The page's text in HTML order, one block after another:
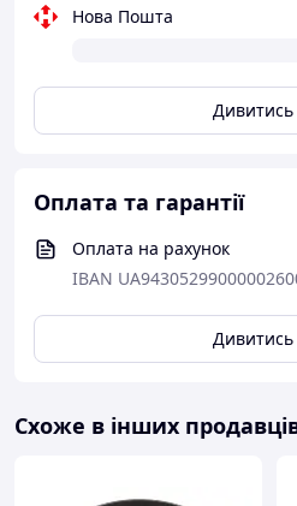
Нова Пошта
Дивитись
Оплата та гарантії
Оплата на рахунок
IBAN
Дивитись
Схоже в інших